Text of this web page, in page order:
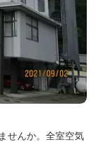
せんか。全室空気